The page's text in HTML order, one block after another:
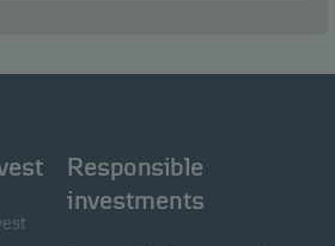
Responsible
investments